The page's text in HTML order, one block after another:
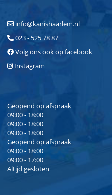
info@kanishaarlem.nl
023 - 525 78 87
Volg ons ook op facebook
Instagram
Geopend op afspraak
09:00 - 18:00
09:00 - 18:00
09:00 - 18:00
Geopend op afspraak
09:00 - 18:00
09:00 - 17:00
Altijd gesloten